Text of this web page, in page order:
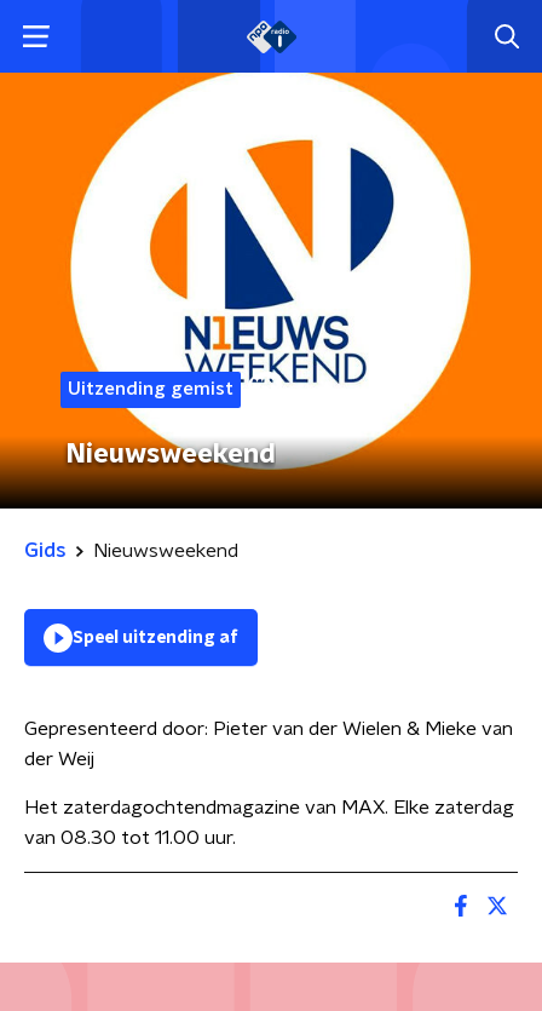
Uitzending gemist
Nieuwsweekend
Gids Nieuwsweekend
Speel uitzending af
Gepresenteerd door: Pieter van der Wielen & Mieke van
der Weij
Het zaterdagochtendmagazine van MAX. Elke zaterdag
van 08.30 tot 11.00 uur.